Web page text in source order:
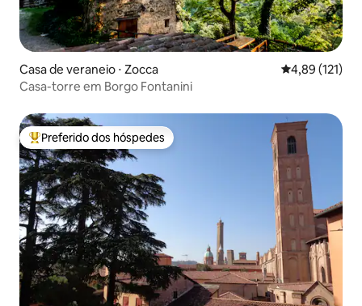
Casa de veraneio ⋅ Zocca 4,89 de uma
4,89 (121)
Casa-torre em Borgo Fontanini
Entre os melhores preferidos dos hóspedes
Preferido dos hóspedes